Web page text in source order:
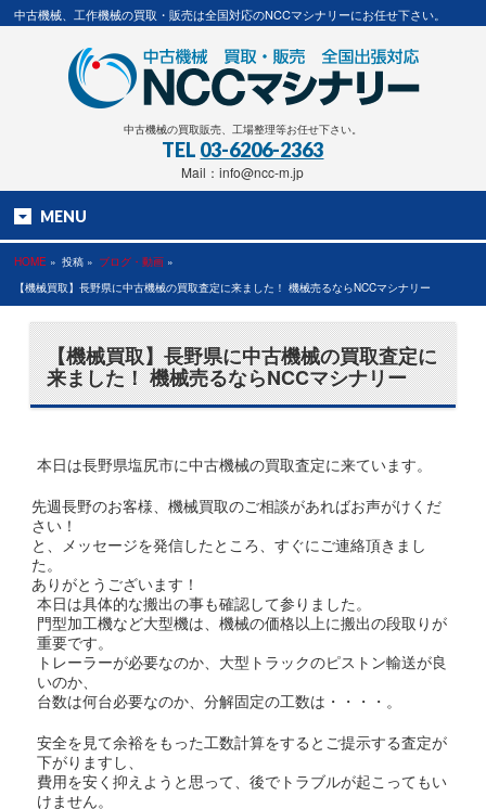
中古機械、工作機械の買取・販売は全国対応のNCCマシナリーにお任せ下さい。
中古機械の買取販売、工場整理等お任せ下さい。
TEL 03-6206-2363
Mail：info@ncc-m.jp
MENU
HOME » 投稿 » ブログ・動画 »
【機械買取】長野県に中古機械の買取査定に来ました！ 機械売るならNCCマシナリー
【機械買取】長野県に中古機械の買取査定に
来ました！ 機械売るならNCCマシナリー
本日は長野県塩尻市に中古機械の買取査定に来ています。
先週長野のお客様、機械買取のご相談があればお声がけくだ
さい！
と、メッセージを発信したところ、すぐにご連絡頂きまし
た。
ありがとうございます！
本日は具体的な搬出の事も確認して参りました。
門型加工機など大型機は、機械の価格以上に搬出の段取りが
重要です。
トレーラーが必要なのか、大型トラックのピストン輸送が良
いのか、
台数は何台必要なのか、分解固定の工数は・・・・。
安全を見て余裕をもった工数計算をするとご提示する査定が
下がりますし、
費用を安く抑えようと思って、後でトラブルが起こってもい
けません。